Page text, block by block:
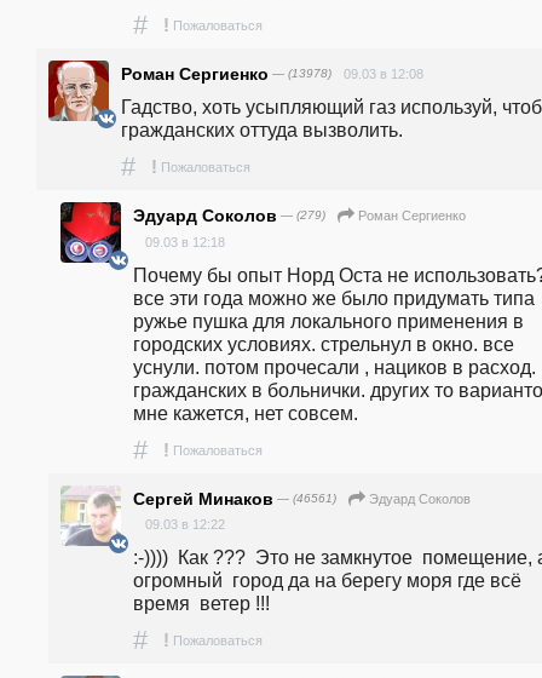
# ! Пожаловаться
Роман Сергиенко — (13978) 09.03 в 12:08
Гадство, хоть усыпляющий газ используй, чтоб
гражданских оттуда вызволить.
# ! Пожаловаться
Эдуард Соколов — (279)
Роман Сергиенко
09.03 в 12:18
Почему бы опыт Норд Оста не
все эти года можно же было придумать типа
ружье пушка для локального применения в
городских условиях. стрельнул в окно. все
уснули. потом прочесали , нациков в расход.
гражданских в больнички. других то
мне кажется, нет совсем.
# ! Пожаловаться
Сергей Минаков — (46561)
Эдуард Соколов
09.03 в 12:22
:-))))  Как ???  Это не замкнутое  помещение,
огромный  город да на берегу моря где всё
время  ветер !!!
# ! Пожаловаться